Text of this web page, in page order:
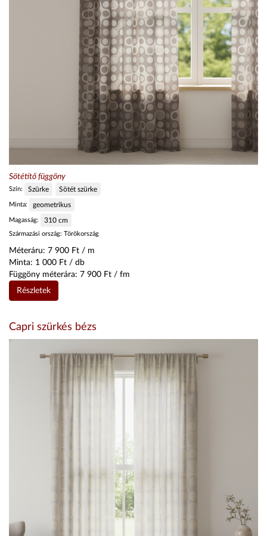
Sötétítő függöny
Szín: Szürke Sötét szürke
Minta: geometrikus
Magasság: 310 cm
Származási ország: Törökország
Méteráru: 7 900 Ft / m
Minta: 1 000 Ft / db
Függöny méterára: 7 900 Ft / fm
Részletek
Capri szürkés bézs